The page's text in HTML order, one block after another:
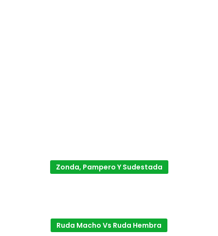
Zonda, Pampero Y Sudestada
Ruda Macho Vs Ruda Hembra